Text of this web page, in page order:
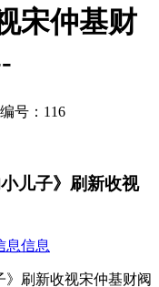
宋仲基财
号：116
儿子》刷新收视
息信息
刷新收视宋仲基财阀